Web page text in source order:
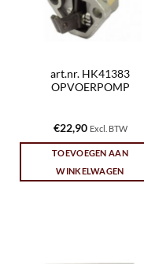
art.nr. HK41383
OPVOERPOMP
€22,90 Excl. BTW
TOEVOEGEN AAN
WINKELWAGEN